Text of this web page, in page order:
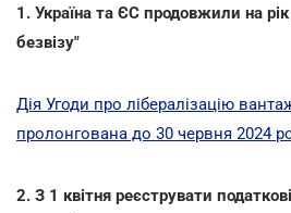
1. Україна та ЄС продовжили на
безвізу"
Дія Угоди про лібералізацію
пролонгована до 30 червня 2024
2. З 1 квітня реєструвати